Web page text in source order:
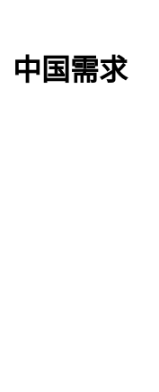
中国需求